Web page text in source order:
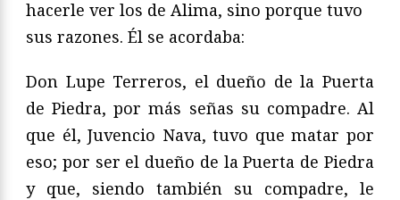
hacerle ver los de Alima, sino porque tuvo
sus razones. Él se acordaba:
Don Lupe Terreros, el dueño de la Puerta
de Piedra, por más señas su compadre. Al
que él, Juvencio Nava, tuvo que matar por
eso; por ser el dueño de la Puerta de Piedra
y que, siendo también su compadre, le